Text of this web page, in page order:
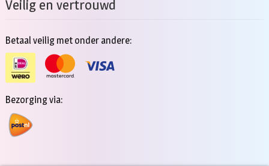
Veilig en vertrouwd
Betaal veilig met onder andere:
Bezorging via: